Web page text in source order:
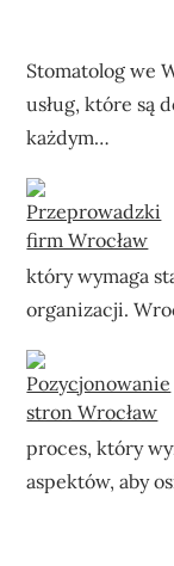
Stomatolog we
usług, które są
każdym…
który wymaga
organizacji.
proces, który
aspektów, aby